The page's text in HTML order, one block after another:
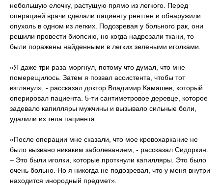
небольшую елочку, растущую прямо из легкого. Перед
операцией врачи сделали пациенту рентген и обнаружили
опухоль в одном из легких. Подозревая у больного рак, они
решили провести биопсию, но когда надрезали ткани, то
были поражены найденными в легких зелеными иголками.
«Я даже три раза моргнул, потому что думал, что мне
померещилось. Затем я позвал ассистента, чтобы тот
взглянул», - рассказал доктор Владимир Камашев, который
оперировал пациента. 5-ти сантиметровое деревце, которое
задевало капилляры мужчины и вызывало сильные боли,
удалили из тела пациента.
«После операции мне сказали, что мое кровохаркание не
было вызвано никаким заболеванием, - рассказал Сидоркин.
– Это были иголки, которые проткнули капилляры. Это было
очень больно. Но я никогда не подозревал, что у меня внутри
находится инородный предмет».